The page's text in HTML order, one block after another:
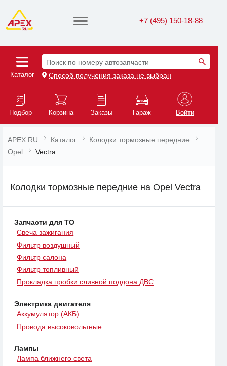
+7 (495) 150-18-88
Каталог
Поиск по номеру автозапчасти
Способ получения заказа не выбран
Подбор Корзина Заказы Гараж Войти
APEX.RU Каталог
Колодки тормозные передние
Opel
Vectra
Колодки тормозные передние на Opel Vectra
Запчасти для ТО
Свеча зажигания
Фильтр воздушный
Фильтр салона
Фильтр топливный
Прокладка пробки сливной поддона ДВС
Электрика двигателя
Аккумулятор (АКБ)
Провода высоковольтные
Лампы
Лампа ближнего света